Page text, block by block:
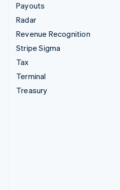
Payouts
Radar
Revenue Recognition
Stripe Sigma
Tax
Terminal
Treasury